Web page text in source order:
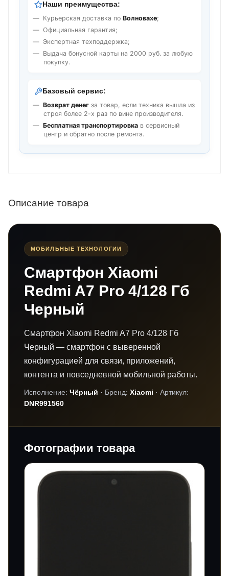
Наши преимущества:
Курьерская доставка по Волновахе;
Официальная гарантия;
Экспертная техподдержка;
Выдача бонусной карты на 2000 руб. за любую
покупку.
Базовый сервис:
Возврат денег за товар, если техника вышла из
строя более 2-х раз по вине производителя.
Бесплатная транспортировка в сервисный
центр и обратно после ремонта.
Описание товара
МОБИЛЬНЫЕ ТЕХНОЛОГИИ
Смартфон Xiaomi
Redmi A7 Pro 4/128 Гб
Черный
Смартфон Xiaomi Redmi A7 Pro 4/128 Гб
Черный — смартфон с выверенной
конфигурацией для связи, приложений,
контента и повседневной мобильной работы.
Исполнение: Чёрный · Бренд: Xiaomi · Артикул:
DNR991560
Фотографии товара